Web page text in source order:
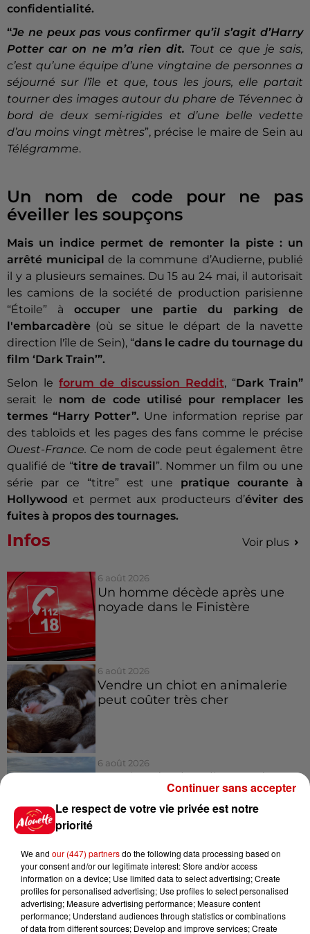
confidentialité.
“Je ne peux pas vous confirmer qu’il s’agit d’Harry
Potter car on ne m’a rien dit. Tout ce que je sais,
c’est qu’une équipe d’une vingtaine de personnes a
séjourné sur l’île et que, tous les jours, elle partait
tourner des images autour du phare de Tévennec à
bord de deux semi-rigides et d’une belle vedette
d’au moins vingt mètres”, précise le maire de Sein au
Télégramme.
Un nom de code pour ne pas
éveiller les soupçons
Mais un indice permet de remonter la piste : un
arrêté municipal de la commune d’Audierne, publié
il y a plusieurs semaines. Du 15 au 24 mai, il autorisait
les camions de la société de production parisienne
“Étoile” à occuper une partie du parking de
l'embarcadère (où se situe le départ de la navette
direction l'île de Sein), “dans le cadre du tournage du
film ‘Dark Train’”.
Selon le forum de discussion Reddit, “Dark Train”
serait le nom de code utilisé pour remplacer les
termes “Harry Potter”. Une information reprise par
des tabloïds et les pages des fans comme le précise
Ouest-France. Ce nom de code peut également être
qualifié de “titre de travail ”. Nommer un film ou une
série par ce “titre” est une pratique courante à
Hollywood et permet aux producteurs d’éviter des
fuites à propos des tournages.
Infos Voir plus
6 août 2026
Un homme décède après une
noyade dans le Finistère
6 août 2026
Vendre un chiot en animalerie
peut coûter très cher
6 août 2026
Invasion de physalies sur des
plages du Sud-Ouest
6 août 2026
À LA UNE : affaire Manon
Relandeau, musée cambriolé et
Amel Bent en...
Le respect de votre vie privée est notre
priorité
We and our (447) partnersdo the following data processing based on
your consent and/or our legitimate interest: Store and/or access
information on a device; Use limited data to select advertising; Create
profiles for personalised advertising; Use profiles to select personalised
advertising; Measure advertising performance; Measure content
performance; Understand audiences through statistics or combinations
of data from different sources; Develop and improve services; Create
Continuer sans accepter